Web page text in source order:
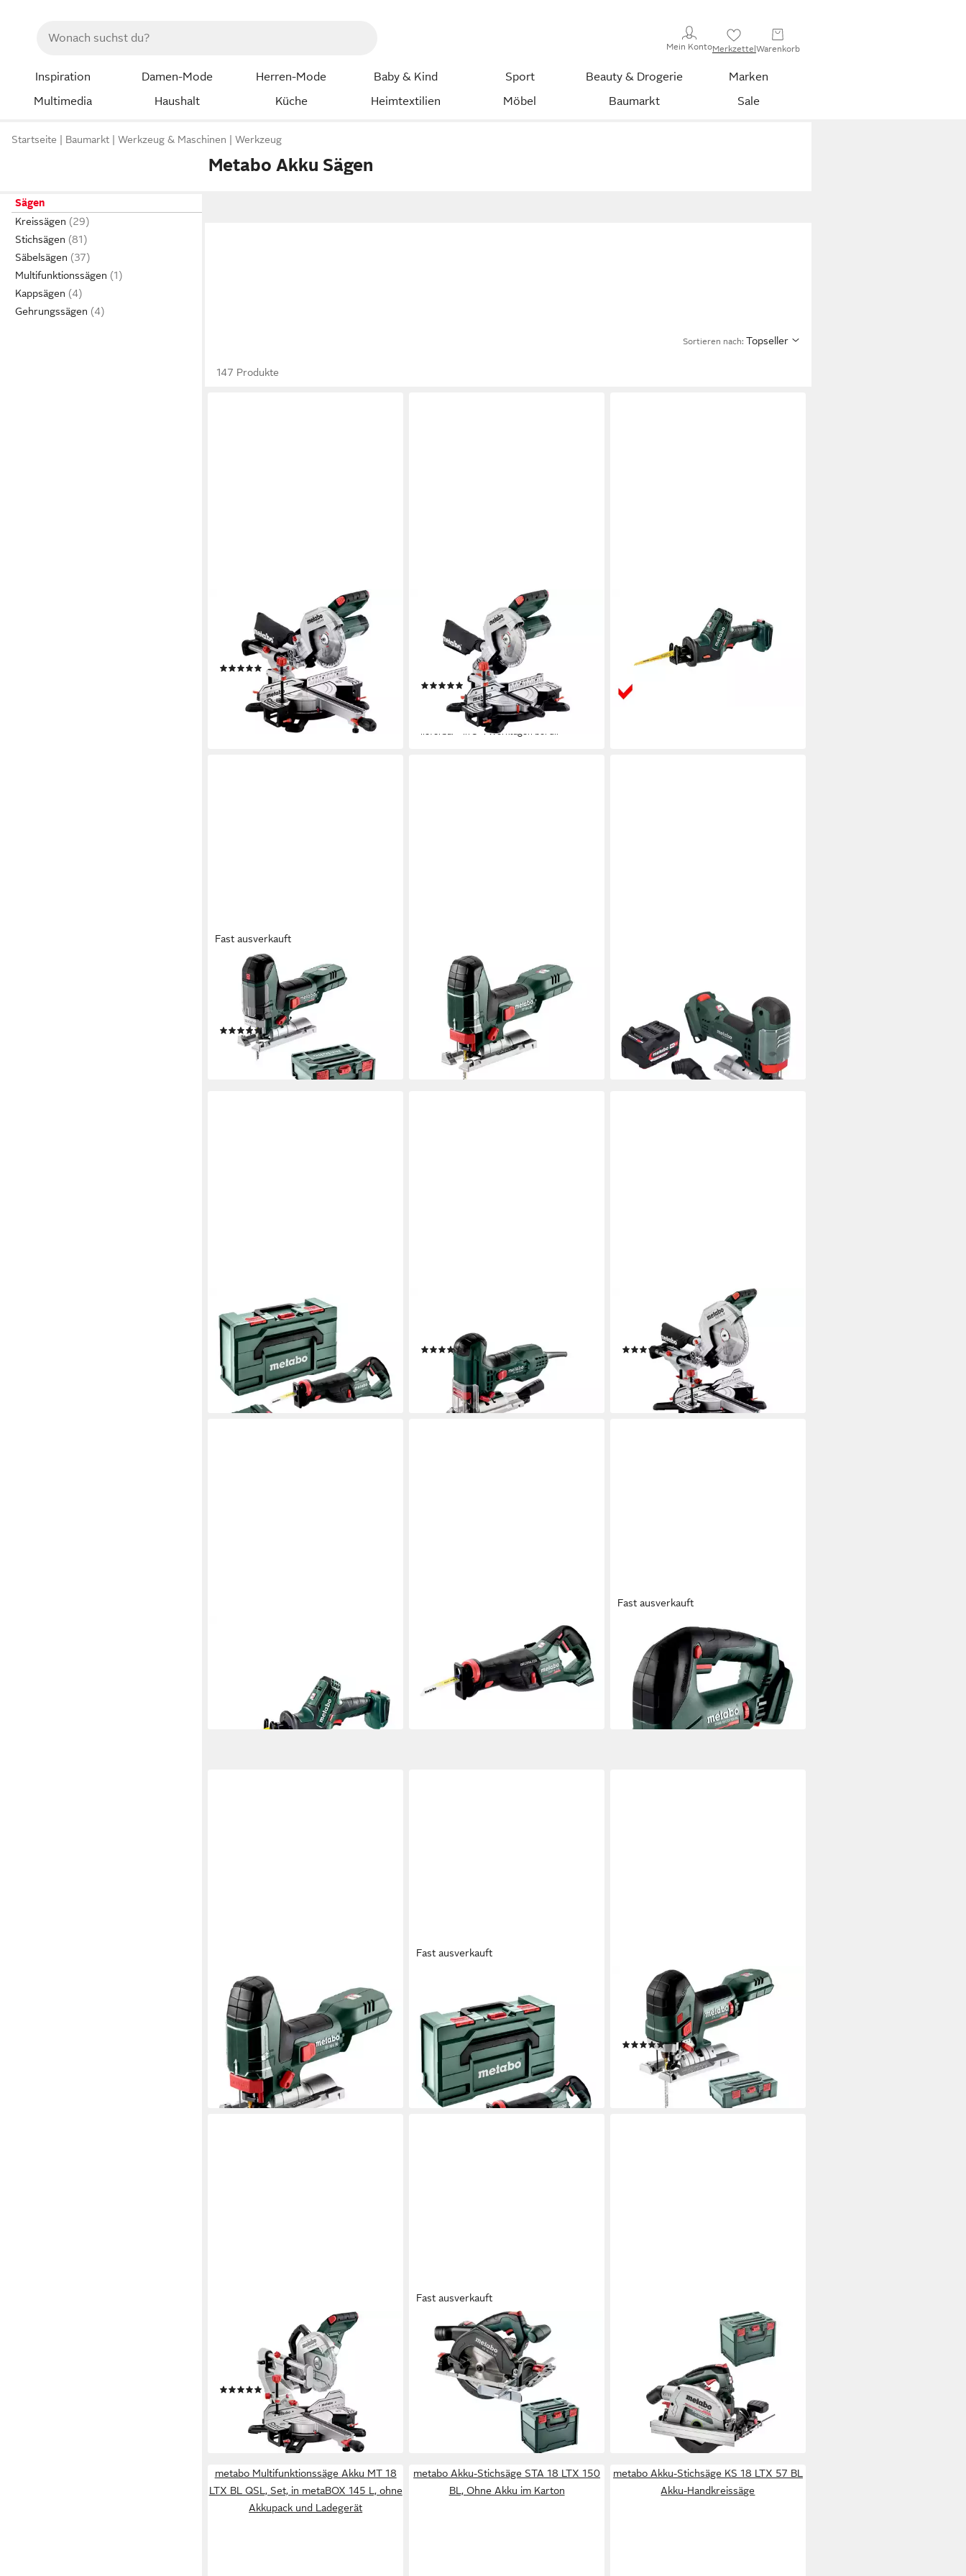
Mein KontoMerkzettelWarenkorb
Inspiration Damen-Mode Herren-Mode Baby & Kind Sport Beauty & Drogerie
Marken
Multimedia
Haushalt Küche Heimtextilien Möbel Baumarkt Sale
Startseite Baumarkt Werkzeug & Maschinen Werkzeug
Metabo Akku Sägen
Sägen
Kreissägen
Stichsägen
Säbelsägen
Multifunktionssägen
Kappsägen
Gehrungssägen
Sortieren nach: Topseller
147 Produkte
Zug-, Kapp- und Gehrungssäge KGS
216 M, Set, mit Zugfunktion, inkl.
Zubehör
(5)
ab 201,24 € UVP359,38 €
lieferbar - in 3-4 Werktagen bei dir
Kappsäge Metabo Kappsäge KS 216
M Karton, Set, 8-St., inkl.
Ablängenanschlag, Materialklemme,
Spänefangsac und Sägeblatt
(3)
ab 133,48 € UVP209,44 €
lieferbar - in 3-4 Werktagen bei dir
Akku-Säbelsäge Akku-Säbelsäge SSE
18 LTX Compact in MetaLoc - 602
ab 127,96 € UVP 247,52 €
lieferbar - in 3-4 Werktagen bei dir
Fast ausverkauft
METABO
Akku-Stichsäge ST 18 LT 130 BL,
Set, 9-St., ohne Akku und Ladegerät,
inkl. metaBOX 145 L und Zubehör
(1)
ab 183,88 €
lieferbar - in 3-4 Werktagen bei dir
METABO
Akku-Stichsäge ST 18 L 90, Set, 7-
St., ohne Akku/Ladegerät, 18 V, ohne
Akku und Ladegerät, integriertes
LED-Arbeitslicht
ab 112,59 €
lieferbar - in 3-4 Werktagen bei dir
Akku Stichsäge 18 V 100 mm
Brushless + 1x Akku 4,0 Ah
219,68 €
lieferbar - in 3-4 Werktagen bei dir
Akku-Reciprosäge SSEP 18 LT Akku
Säbelsäge 18 V 32 mm + 1x LiHD
Akku 8,0 Ah
376,02 €
lieferbar - in 3-4 Werktagen bei dir
100 Quick im Kunststoffkoffer
(2)
ab 129,24 € UVP 227,29 €
lieferbar - in 3-4 Werktagen bei dir
Zug-, Kapp- und Gehrungssäge KGS
305 M, Set, mit Zugfunktion
(2)
ab 406,62 € UVP694,96 €
lieferbar - in 3-4 Werktagen bei dir
Säbelsäge 18 V 13 mm
lieferbar - in 3-4 Werktagen bei dir
Akku-Säbelsäge SSEP 18 LT BL,
Ohne Akku in metaBOX 165 L
ab 225,81 €
lieferbar - in 3-4 Werktagen bei dir
Fast ausverkauft
Akku-Stichsäge STAB 18 LTX 150
BL, Ohne Akku in metaBOX 145 L
362,98 €
UVP391,51 €
lieferbar - in 4-5 Werktagen bei dir
METABO
Akku-Stichsäge ST 18 L 90, Ohne
Akku in metaBOX 145 L
ab 141,19 €
lieferbar - in 3-4 Werktagen bei dir
Fast ausverkauft
Akku-Reciprosäge SSEP 18 LT Akku
Säbelsäge 18 V 32 mm
(601616840) + Metabox
ab 158,20 € UVP254,66 €
-38%
lieferbar - in 3-4 Werktagen bei dir
METABO
Stichsäge Akku STA 18 LTX 150 BL,
9-St., inkl. metaBOX 145 L, ohne
Akku und ohne Ladegerät
(1)
ab 216,31 € UVP391,51 €
lieferbar - in 3-4 Werktagen bei dir
Kappsäge Metabo Kappsäge KGSV
254 MC, Set, mit Zugfunktion, inkl.
Zubehör
(1)
ab 381,96 € UVP510,51 €
lieferbar - in 3-4 Werktagen bei dir
Fast ausverkauft
METABO
Handkreissäge Akku KS 18 LTX 57,
Set, ohne Akku und Ladegerät in
metaBOX
ab 173,39 €
lieferbar - in 3-4 Werktagen bei dir
Handkreissäge Akku KS 18 LTX 66
BL, Set, 4-St., ohne Akku und
Ladegerät, inkl. metaBOX 340
ab 339,99 €
UVP446,25 €
lieferbar - in 3-4 Werktagen bei dir
metabo Multifunktionssäge Akku MT 18
LTX BL QSL, Set, in metaBOX 145 L, ohne
Akkupack und Ladegerät
metabo Akku-Stichsäge STA 18 LTX 150
BL, Ohne Akku im Karton
metabo Akku-Stichsäge KS 18 LTX 57 BL
Akku-Handkreissäge